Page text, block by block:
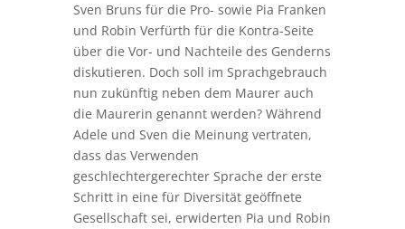
Sven Bruns für die Pro- sowie Pia Franken
und Robin Verfürth für die Kontra-Seite
über die Vor- und Nachteile des Genderns
diskutieren. Doch soll im Sprachgebrauch
nun zukünftig neben dem Maurer auch
die Maurerin genannt werden? Während
Adele und Sven die Meinung vertraten,
dass das Verwenden
geschlechtergerechter Sprache der erste
Schritt in eine für Diversität geöffnete
Gesellschaft sei, erwiderten Pia und Robin